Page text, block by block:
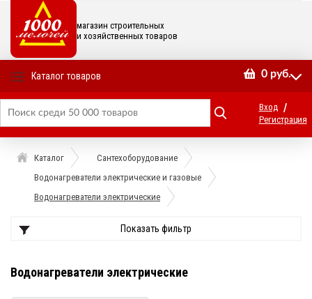
магазин строительных
и хозяйственных товаров
Каталог товаров 0 руб.
Вход /
Регистрация
Каталог
Сантехоборудование
Водонагреватели электрические и газовые
Водонагреватели электрические
Показать фильтр
Водонагреватели электрические